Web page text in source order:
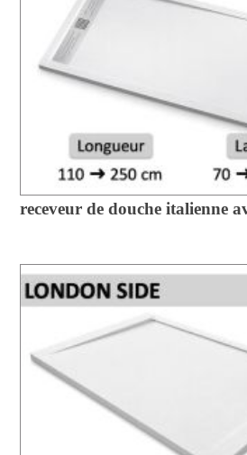
receveur de douche italienne